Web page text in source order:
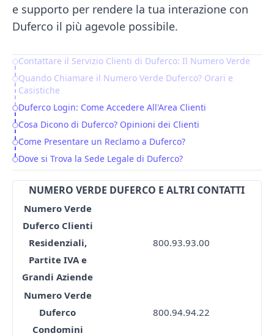
e supporto per rendere la tua interazione con
Duferco il più agevole possibile.
Table of Contents
Contattare il Servizio Clienti di Duferco: Il Numero Verde
Quando Chiamare il Numero Verde Duferco? Orari e
Casistiche
Duferco Login: Come Accedere All'Area Clienti
Cosa Dicono di Duferco? Opinioni dei Clienti
Come Presentare un Reclamo a Duferco?
Dove si Trova la Sede Legale di Duferco?
NUMERO VERDE DUFERCO E ALTRI CONTATTI
Numero Verde
Duferco Clienti
Residenziali,
Partite IVA e
Grandi Aziende
800.93.93.00
Numero Verde
Duferco
Condomini
800.94.94.22